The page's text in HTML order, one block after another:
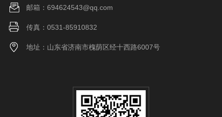
邮箱：694624543@qq.com
传真：0531-85910832
地址：山东省济南市槐荫区经十西路6007号